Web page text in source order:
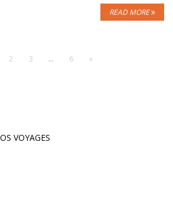
READ MORE
2 3 … 6 »
VOYAGES